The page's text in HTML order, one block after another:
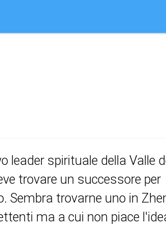
leader spirituale della Valle
trovare un successore per
Sembra trovarne uno in
ma a cui non piace